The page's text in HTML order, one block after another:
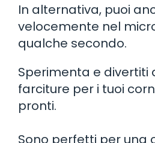
In alternativa, puoi
velocemente nel
qualche secondo.
Sperimenta e divertiti
farciture per i tuoi
pronti.
Sono perfetti per una